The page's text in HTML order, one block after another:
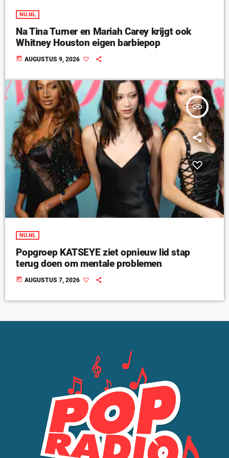
NU.NL
Na Tina Turner en Mariah Carey krijgt ook
Whitney Houston eigen barbiepop
today AUGUSTUS 9, 2026
insert_link
NU.NL
Popgroep KATSEYE ziet opnieuw lid stap
terug doen om mentale problemen
today AUGUSTUS 7, 2026